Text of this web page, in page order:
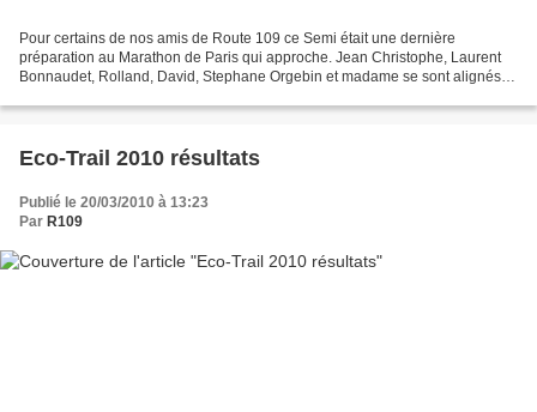
Pour certains de nos amis de Route 109 ce Semi était une dernière
préparation au Marathon de Paris qui approche. Jean Christophe, Laurent
Bonnaudet, Rolland, David, Stephane Orgebin et madame se sont alignés
Eco-Trail 2010 résultats
Publié le 20/03/2010 à 13:23
Par R109